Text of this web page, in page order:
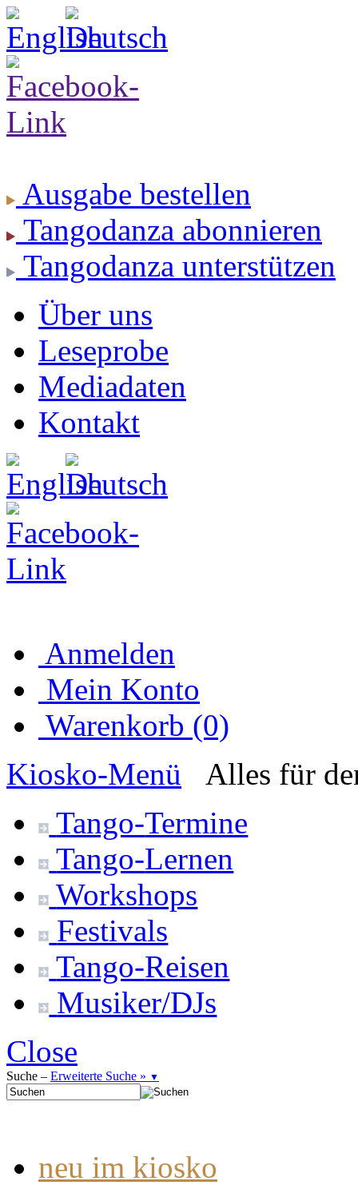
Ausgabe bestellen
Tangodanza abonnieren
Tangodanza unterstützen
Über uns
Leseprobe
Mediadaten
Kontakt
Anmelden
Mein Konto
Warenkorb (0)
Kiosko-Menü
Alles für
Tango-Termine
Tango-Lernen
Workshops
Festivals
Tango-Reisen
Musiker/DJs
Close
Suche – Erweiterte Suche » ▼
neu im kiosko